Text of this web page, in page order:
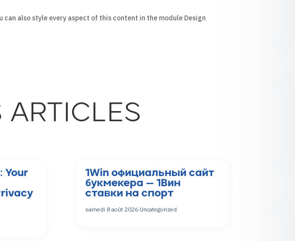
also style every aspect of this content in the module Design
ARTICLES
Your
1Win официальный сайт
букмекера — 1Вин
ставки на спорт
samedi 8 août 2026 Uncategorized